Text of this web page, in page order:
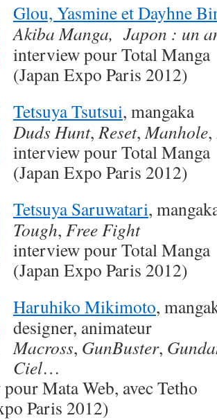
Glou, Yasmine et Dayhne
Akiba Manga, Japon : un
interview pour Total Manga
(Japan Expo Paris 2012)
Tetsuya Tsutsui, mangaka
Duds Hunt,Reset,Manhole,
interview pour Total Manga
(Japan Expo Paris 2012)
Tetsuya Saruwatari,
Tough, Free Fight
interview pour Total Manga
(Japan Expo Paris 2012)
Haruhiko Mikimoto,
designer, animateur
Macross, GunBuster,
Ciel…
Mata Web, avec Tetho
Paris 2012)